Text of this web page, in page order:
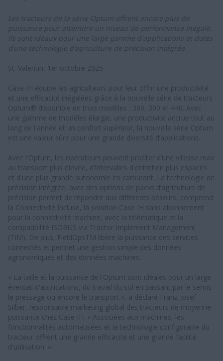
Les tracteurs de la série Optum offrent encore plus de
puissance pour atteindre un niveau de performance inégalé.
Ils sont idéaux pour une large gamme d'applications et dotés
d’une technologie d’agriculture de précision intégrée.
St. Valentin, 1er octobre 2025
Case IH équipe les agriculteurs pour leur offrir une productivité
et une efficacité inégalées grâce à la nouvelle série de tracteurs
Optum® disponible en trois modèles : 360, 390 et 440. Avec
une gamme de modèles élargie, une productivité accrue tout au
long de l'année et un confort supérieur, la nouvelle série Optum
est une valeur sûre pour une grande diversité d’applications.
Avec l'Optum, les opérateurs peuvent profiter d’une vitesse max
au transport plus élevée, d'intervalles d'entretien plus espacés
et d'une plus grande autonomie en carburant. La technologie de
précision intégrée, avec des options de packs d’agriculture de
précision permet de répondre aux différents besoins, comprend
la Connectivité Incluse, la solution Case IH sans abonnement
pour la connectivité machine, avec la télématique et la
compatibilité ISOBUS via Tractor Implement Management
(TIM). De plus, FieldOpsTM libère la puissance des services
connectés et permet une gestion simple des données
agronomiques et des données machines.
« La taille et la puissance de l'Optum sont idéales pour un large
éventail d'applications, du travail du sol en passant par le semis
le pressage ou encore le transport », a déclaré Franz Josef
Silber, responsable marketing global des tracteurs de moyenne
puissance chez Case IH. « Associées aux machines, les
fonctionnalités automatisées et la technologie configurable du
tracteur offrent une grande efficacité et une grande facilité
d'utilisation. »